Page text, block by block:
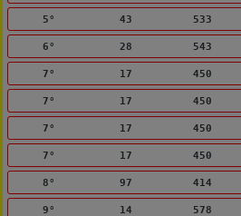
5° 43 533
6° 28 543
7° 17 450
7° 17 450
7° 17 450
7° 17 450
8° 97 414
9° 14 578